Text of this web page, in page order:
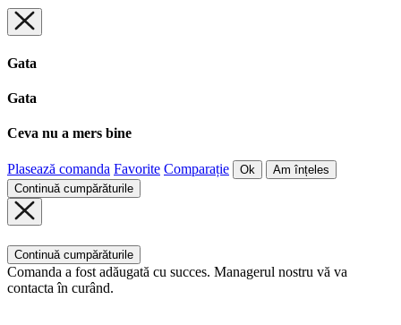
Gata
Gata
Ceva nu a mers bine
Plasează comanda Favorite Comparație Ok
Am înțeles
Continuă cumpărăturile
Continuă cumpărăturile
Comanda a fost adăugată cu succes. Managerul nostru vă va
contacta în curând.